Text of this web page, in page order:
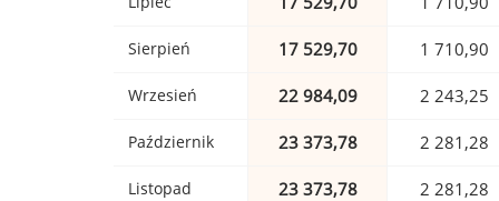
Sierpień 17 529,70 1 710,90
Wrzesień 22 984,09 2 243,25
Październik 23 373,78 2 281,28
Listopad 23 373,78 2 281,28